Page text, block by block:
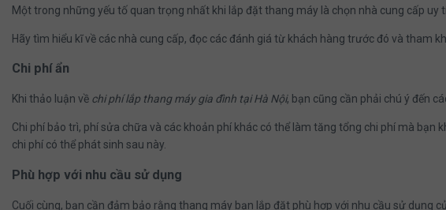
Một trong những yếu tố quan trọng nhất khi lắp đặt thang máy là chọn nhà cung cấp
Hãy tìm hiểu kĩ về các nhà cung cấp, đọc các đánh giá từ khách hàng trước đó và tham
Chi phí ẩn
Khi thảo luận về chi phí lắp thang máy gia đình tại Hà Nội, bạn cũng cần phải chú ý đến
Chi phí bảo trì, phí sửa chữa và các khoản phí khác có thể làm tăng tổng chi phí mà
chi phí có thể phát sinh sau này.
Phù hợp với nhu cầu sử dụng
Cuối cùng, bạn cần đảm bảo rằng thang máy bạn lắp đặt phù hợp với nhu cầu sử dụng